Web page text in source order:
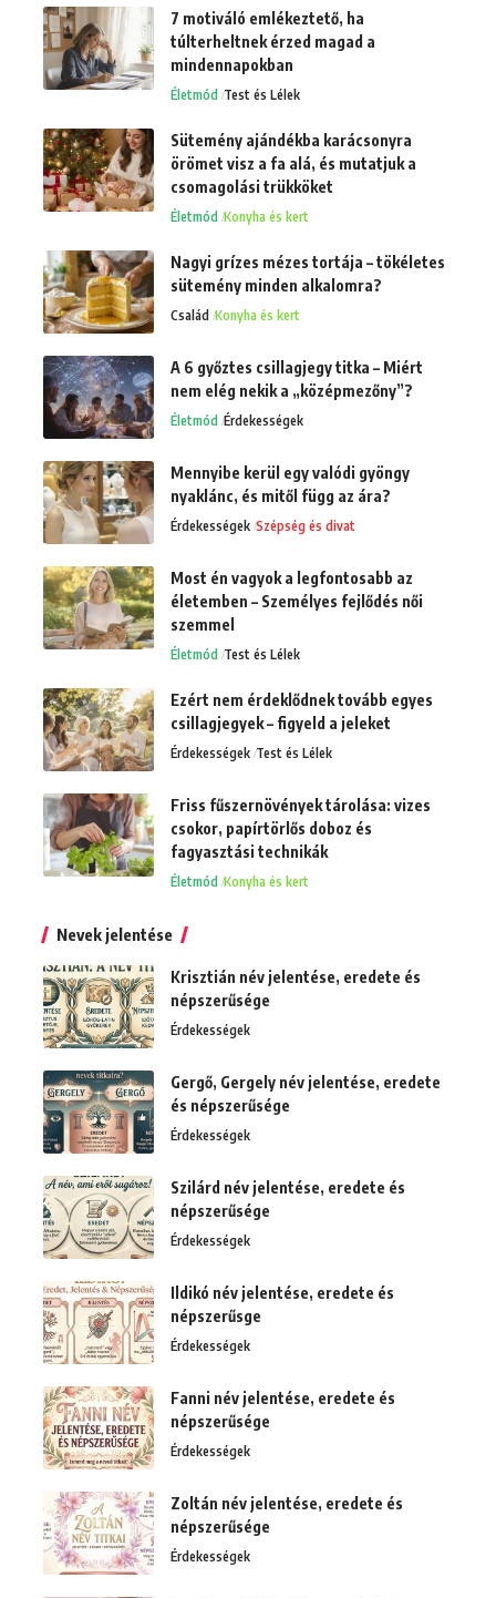
7 motiváló emlékeztető, ha
túlterheltnek érzed magad a
mindennapokban
Életmód Test és Lélek
Sütemény ajándékba karácsonyra
örömet visz a fa alá, és mutatjuk a
csomagolási trükköket
Életmód Konyha és kert
Nagyi grízes mézes tortája – tökéletes
sütemény minden alkalomra?
Család Konyha és kert
A 6 győztes csillagjegy titka – Miért
nem elég nekik a „középmezőny”?
Életmód Érdekességek
Mennyibe kerül egy valódi gyöngy
nyaklánc, és mitől függ az ára?
Érdekességek Szépség és divat
Most én vagyok a legfontosabb az
életemben – Személyes fejlődés női
szemmel
Életmód Test és Lélek
Ezért nem érdeklődnek tovább egyes
csillagjegyek – figyeld a jeleket
Érdekességek Test és Lélek
Friss fűszernövények tárolása: vizes
csokor, papírtörlős doboz és
fagyasztási technikák
Életmód Konyha és kert
Nevek jelentése
Krisztián név jelentése, eredete és
népszerűsége
Érdekességek
Gergő, Gergely név jelentése, eredete
és népszerűsége
Érdekességek
Szilárd név jelentése, eredete és
népszerűsége
Érdekességek
Ildikó név jelentése, eredete és
népszerűsge
Érdekességek
Fanni név jelentése, eredete és
népszerűsége
Érdekességek
Zoltán név jelentése, eredete és
népszerűsége
Érdekességek